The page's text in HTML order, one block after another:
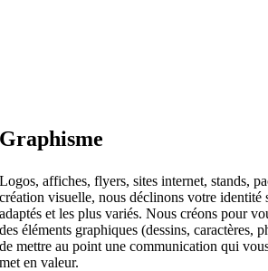
Graphisme
Logos, affiches, flyers, sites internet, stands,
création visuelle, nous déclinons votre identité
adaptés et les plus variés. Nous créons pour
des éléments graphiques (dessins, caractères,
de mettre au point une communication qui
met en valeur.